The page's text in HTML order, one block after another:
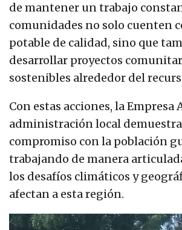
de mantener un trabajo
comunidades no solo cuenten
potable de calidad, sino que
desarrollar proyectos
sostenibles alrededor del
Con estas acciones, la Empresa
administración local
compromiso con la población
trabajando de manera
los desafíos climáticos y
afectan a esta región.